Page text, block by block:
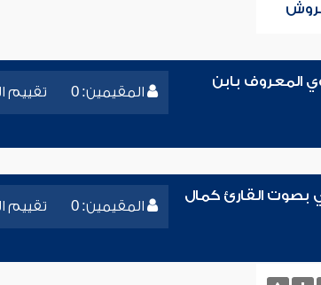
المقيمين: 0 تقييم
المعروف بابن
المقيمين: 0 تقييم
بصوت القارئ كمال